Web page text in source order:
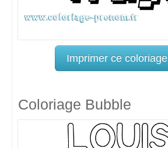
Imprimer ce coloriage
Coloriage Bubble